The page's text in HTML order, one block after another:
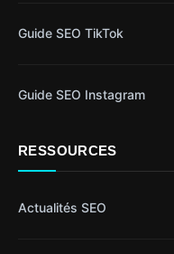
Guide SEO TikTok
Guide SEO Instagram
RESSOURCES
Actualités SEO